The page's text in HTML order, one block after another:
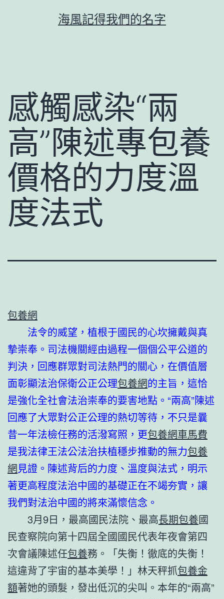
海風記得我們的名字
感觸感染“兩
高”陳述專包養
價格的力度溫
度法式
包養網
法令的威望，植根于國民的心坎擁戴與真
摯崇奉。司法機關經由過程一個個公平公道的
判決，回應群眾對司法熱門的關心，在價值層
面彰顯法治保衛公正公理包養網的主旨，這恰
是強化全社會法治崇奉的要害地點。“兩高”陳述
回應了大眾對公正公理的熱切等待，不只是曩
昔一年法檢任務的活潑寫照，更包養網車馬費
是我法律王法公法治扶植穩步推動的無力包養
網見證。陳述背后的力度、溫度與法式，明示
著更高程度法治中國的基礎正在不竭夯實，讓
我們對法治中國的將來滿懷信念。
3月9日，最高國民法院、最高長期包養國
民查察院向第十四屆全國國民代表年夜會第四
次會議陳述任包養務。「失衡！徹底的失衡！
這違背了宇宙的基本美學！」林天秤抓包養金
額著她的頭髮，發出低沉的尖叫。本年的“兩高”